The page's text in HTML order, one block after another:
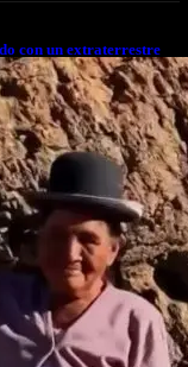
con un extraterrestre